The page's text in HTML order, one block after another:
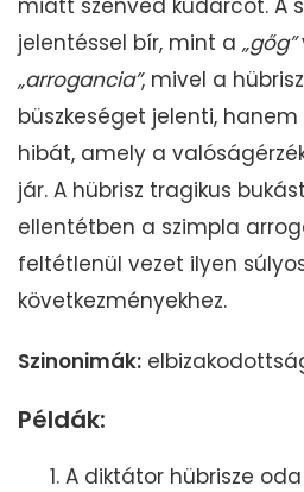
miatt szenved kudarcot. A
jelentéssel bír, mint a „gőg”
„arrogancia”, mivel a
büszkeséget jelenti,
hibát, amely a
jár. A hübrisz tragikus
ellentétben a szimpla
feltétlenül vezet ilyen
következményekhez.
Szinonimák:
Példák:
A diktátor hübrisze